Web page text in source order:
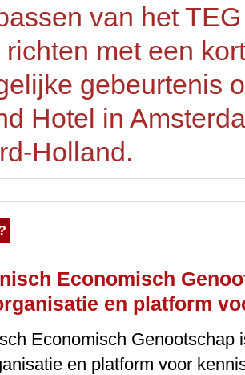
van het
richten met een
gebeurtenis
Hotel in
Holland.
Economisch
en platform
Economisch Genootschap
en platform voor